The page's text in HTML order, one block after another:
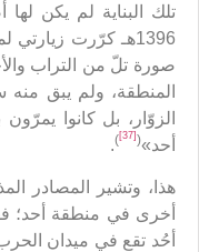
تلك البناية لم يكن
1396هـ كرّرت
صورة تلّ من التراب
المنطقة، ولم يبق
الزوّار، بل كانوا
أحد»(
[37]
)
.
هذا، وتشير المصادر
أخرى في منطقة أحد؛
أحُد تقع في ميدان